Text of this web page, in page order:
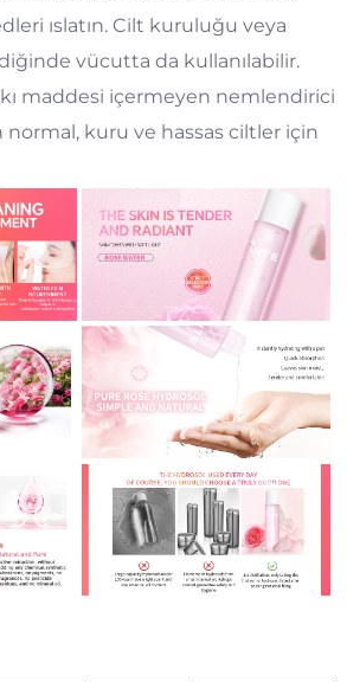
ıslatın. Cilt kuruluğu veya
vücutta da kullanılabilir.
maddesi içermeyen nemlendirici
normal, kuru ve hassas ciltler için